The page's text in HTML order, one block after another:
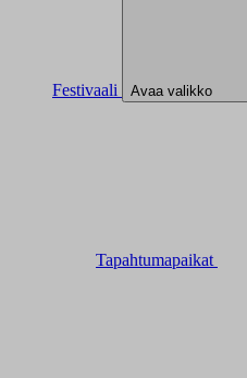
Festivaali Avaa valikko
Tapahtumapaikat